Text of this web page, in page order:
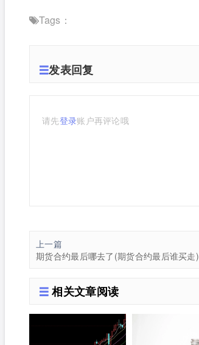
Tags：
发表回复
请先登录账户再评论哦
上一篇
期货合约最后哪去了(期货合约最后谁买走)
相关文章阅读